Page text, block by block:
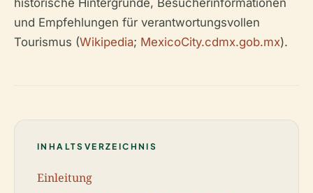
historische Hintergründe, Besucherinformationen
und Empfehlungen für verantwortungsvollen
Tourismus (Wikipedia; MexicoCity.cdmx.gob.mx).
INHALTSVERZEICHNIS
Einleitung